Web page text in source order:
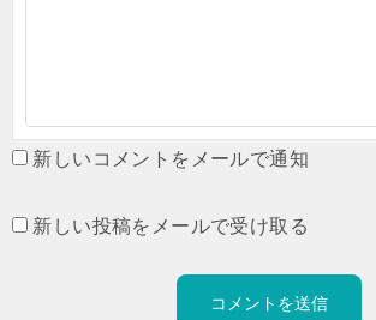
新しいコメントをメールで通知
新しい投稿をメールで受け取る